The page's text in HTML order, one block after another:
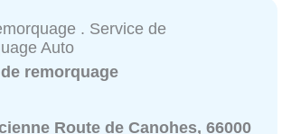
. Service de
Auto
remorquage
Route de Canohes, 66000